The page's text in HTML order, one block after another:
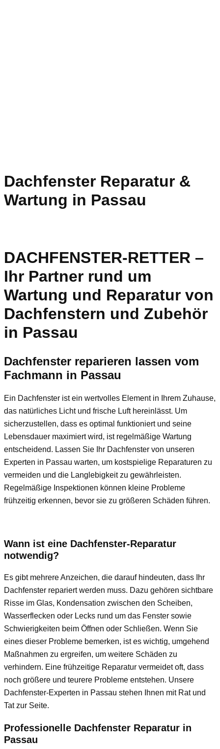
Dachfenster Reparatur &
Wartung in Passau
DACHFENSTER-RETTER –
Ihr Partner rund um
Wartung und Reparatur von
Dachfenstern und Zubehör
in Passau
Dachfenster reparieren lassen vom
Fachmann in Passau
Ein Dachfenster ist ein wertvolles Element in Ihrem Zuhause,
das natürliches Licht und frische Luft hereinlässt. Um
sicherzustellen, dass es optimal funktioniert und seine
Lebensdauer maximiert wird, ist regelmäßige Wartung
entscheidend. Lassen Sie Ihr Dachfenster von unseren
Experten in Passau warten, um kostspielige Reparaturen zu
vermeiden und die Langlebigkeit zu gewährleisten.
Regelmäßige Inspektionen können kleine Probleme
frühzeitig erkennen, bevor sie zu größeren Schäden führen.
Wann ist eine Dachfenster-Reparatur
notwendig?
Es gibt mehrere Anzeichen, die darauf hindeuten, dass Ihr
Dachfenster repariert werden muss. Dazu gehören sichtbare
Risse im Glas, Kondensation zwischen den Scheiben,
Wasserflecken oder Lecks rund um das Fenster sowie
Schwierigkeiten beim Öffnen oder Schließen. Wenn Sie
eines dieser Probleme bemerken, ist es wichtig, umgehend
Maßnahmen zu ergreifen, um weitere Schäden zu
verhindern. Eine frühzeitige Reparatur vermeidet oft, dass
noch größere und teurere Probleme entstehen. Unsere
Dachfenster-Experten in Passau stehen Ihnen mit Rat und
Tat zur Seite.
Professionelle Dachfenster Reparatur in
Passau